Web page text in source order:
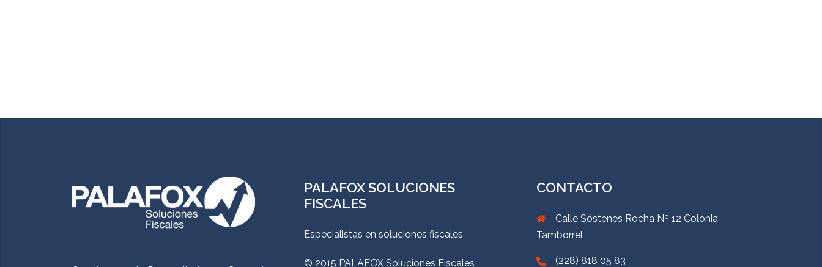
PALAFOX SOLUCIONES
FISCALES
Especialistas en soluciones fiscales
© 2015 PALAFOX Soluciones Fiscales
CONTACTO
Calle Sóstenes Rocha Nº 12 Colonia
Tamborrel
(228) 818 05 83